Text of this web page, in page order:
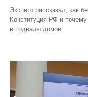
Эксперт рассказал, как
Конституция РФ и
в подвалы домов.